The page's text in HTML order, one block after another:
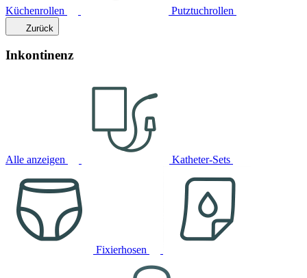
Küchenrollen Putztuchrollen
Zurück
Inkontinenz
Alle anzeigen Katheter-Sets
Fixierhosen